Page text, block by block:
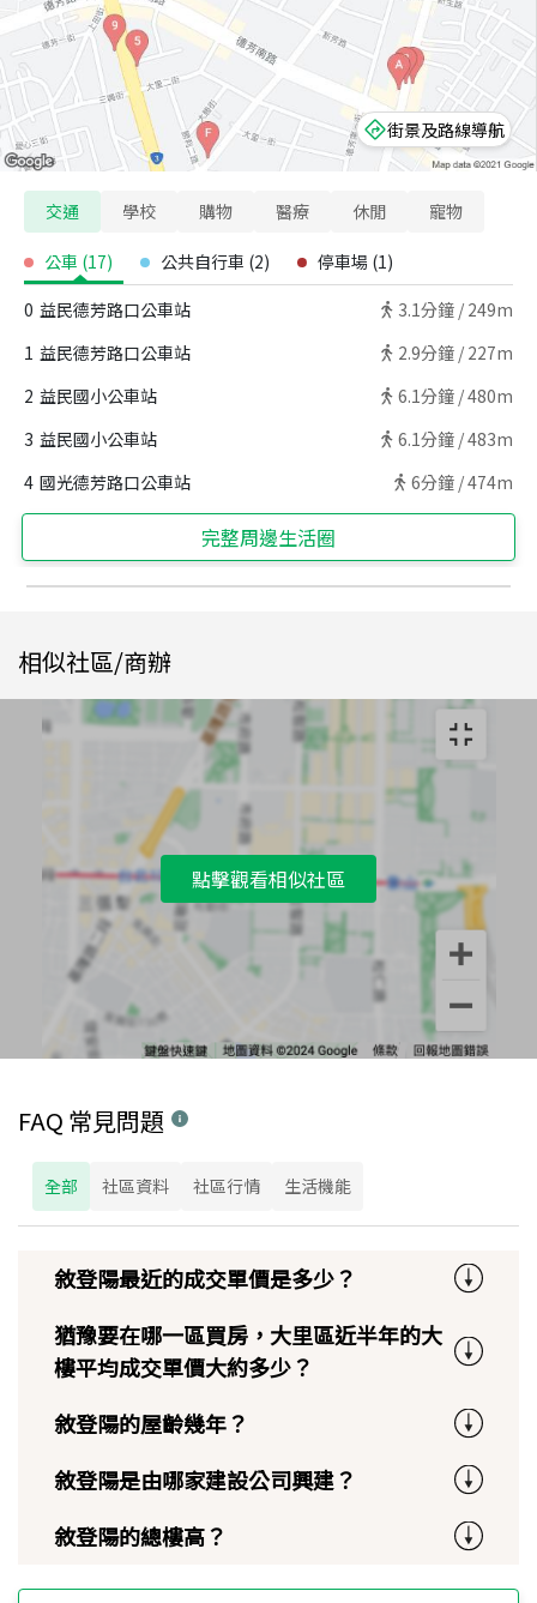
街景及路線導航
交通 學校 購物 醫療 休閒 寵物
公車 (17) 公共自行車 (2) 停車場 (1)
0 益民德芳路口公車站 3.1分鐘 / 249m
1 益民德芳路口公車站 2.9分鐘 / 227m
2 益民國小公車站 6.1分鐘 /480m
3 益民國小公車站 6.1分鐘 /483m
4 國光德芳路口公車站 6分鐘 /474m
完整周邊生活圈
相似社區/商辦
點擊觀看相似社區
FAQ 常見問題
全部 社區資料 社區行情 生活機能
敘登陽最近的成交單價是多少？
猶豫要在哪一區買房，大里區近半年的大
樓平均成交單價大約多少？
敘登陽的屋齡幾年？
敘登陽是由哪家建設公司興建？
敘登陽的總樓高？